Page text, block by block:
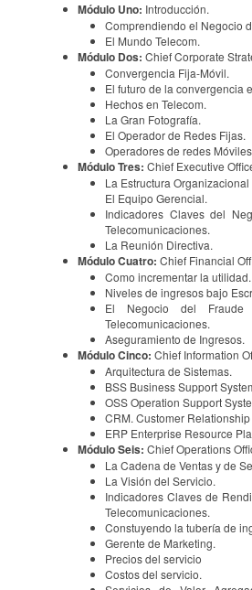
Módulo Uno: Introducción.
Comprendiendo el Negocio
El Mundo Telecom.
Módulo Dos: Chief Corporate
Convergencia Fija-Móvil.
El futuro de la convergencia
Hechos en Telecom.
La Gran Fotografía.
El Operador de Redes Fijas.
Operadores de redes
Módulo Tres: Chief Executive
La Estructura Organizacional
El Equipo Gerencial.
Indicadores Claves del
Telecomunicaciones.
La Reunión Directiva.
Módulo Cuatro: Chief Financial
Como incrementar la utilidad.
Niveles de ingresos bajo
El Negocio del
Telecomunicaciones.
Aseguramiento de Ingresos.
Módulo Cinco: Chief Information
Arquitectura de Sistemas.
BSS Business Support
OSS Operation Support
CRM. Customer
ERP Enterprise Resource
Módulo Seis: Chief Operations
La Cadena de Ventas y de
La Visión del Servicio.
Indicadores Claves de
Telecomunicaciones.
Constuyendo la tubería de
Gerente de Marketing.
Precios del servicio
Costos del servicio.